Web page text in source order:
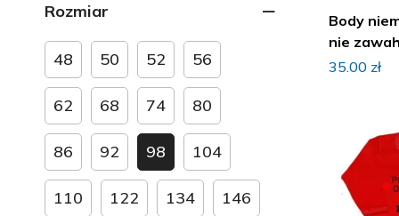
Strefa kibica
Ubranka dla rodzeństwa
Ubranka na Boże Narodzenie
Ubranka na chrzest
Ubranka na dzień babci i
dziadka
Ubranka na dzień mamy i taty
Rozmiar
48 50 52 56
62 68 74 80
86 92 98 104
110 122 134 146
Body
nie
imieniem
35.00 zł